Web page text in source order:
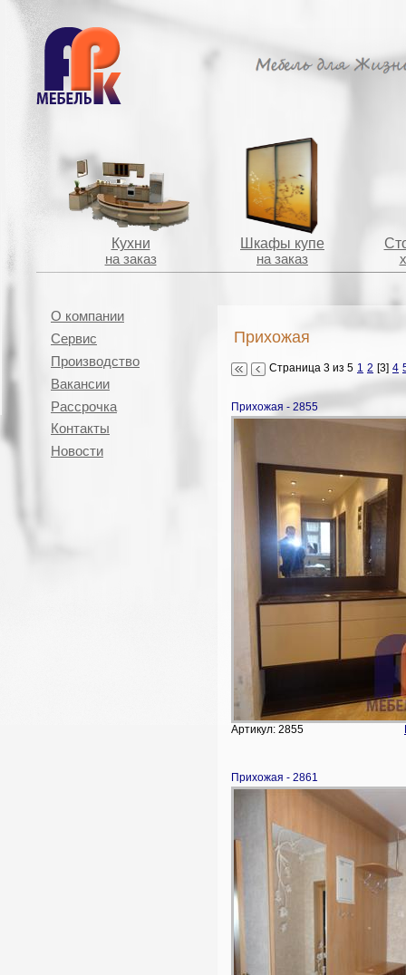
Кухни
на заказ
Шкафы купе
на заказ
О компании
Сервис
Производство
Вакансии
Рассрочка
Контакты
Новости
Прихожая
Страница 3 из 5 1 2 [3] 4
Прихожая - 2855
Артикул: 2855
Прихожая - 2861